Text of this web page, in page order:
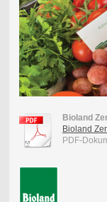
Bioland
Bioland
PDF-